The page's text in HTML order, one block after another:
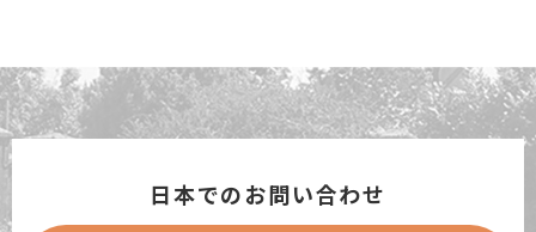
日本でのお問い合わせ